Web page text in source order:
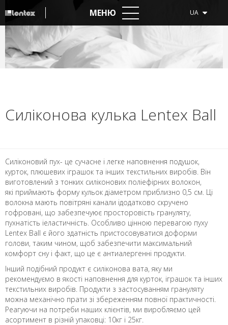
МЕНЮ UA
Силіконовa кулька Lentex Ball
Силіконовий пух- це сучасне і легке наповнення подушок,
курток, плюшевих іграшок та інших текстильних виробів. Він
виготовлений з тонких силіконових поліефірних волокон,
які приймають форму кульок діаметром приблизно 0,5 см. Ці
волокна мають повітряні канали ідодатково скручено
гофровані, що забезпечуює просторовість грануляту,
пухнатість іеластичність. Особливо цінною перевагою пуху
Lentex Ball є його здатність пристосовуватися доформи
голови, таким чином, щоб забезпечити максимальний
комфорт сну і факт, що це є антиалергенні продукти.
Інший подібний продукт є силіконова вата, яку ми
рекомендуємо в якості наповнення для курток, іграшок та інших
текстильних виробів. Продукти з застосуванням грануляту
можна механічно прати зі збереженням повної практичності.
Реагуючи на потреби наших клієнтів, ми виробляємо цей
асортимент в різній упаковці: 10кг і 25кг.